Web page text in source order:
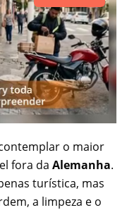
o maior
fora da Alemanha.
turística, mas
a limpeza e o